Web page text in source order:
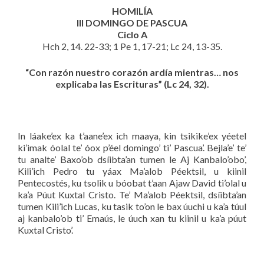
HOMILÍA
III DOMINGO DE PASCUA
Ciclo A
Hch 2, 14. 22-33; 1 Pe 1, 17-21; Lc 24, 13-35.
“Con razón nuestro corazón ardía mientras… nos
explicaba las Escrituras” (Lc 24, 32).
In láake’ex ka t’aane’ex ich maaya, kin tsikike’ex yéetel
ki’imak óolal te’ óox p’éel domingo’ ti’ Pascua’. Bejla’e’ te’
tu analte’ Baxo’ob dsíibta’an tumen le Aj Kanbalo’obo’,
Kili’ich Pedro tu yáax Ma’alob Péektsil, u kiinil
Pentecostés, ku tsolik u bóobat t’aan Ajaw David ti’olal u
ka’a Púut Kuxtal Cristo. Te’ Ma’alob Péektsil, dsíibta’an
tumen Kili’ich Lucas, ku tasik to’on le bax úuchi u ka’a túul
aj kanbalo’ob ti’ Emaús, le úuch xan tu kiinil u ka’a púut
Kuxtal Cristo’.